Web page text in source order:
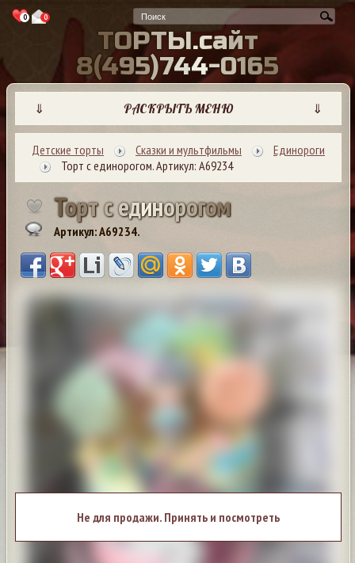
0 0
ТОРТЫ.сайт
8(495)744-0165
⇓ РАСКРЫТЬ МЕНЮ ⇓
Детские торты Сказки и мультфильмы
Единороги
Торт с единорогом. Артикул: А69234
Тортсединорогом
Артикул: A69234.
Не для продажи. Принять и посмотреть